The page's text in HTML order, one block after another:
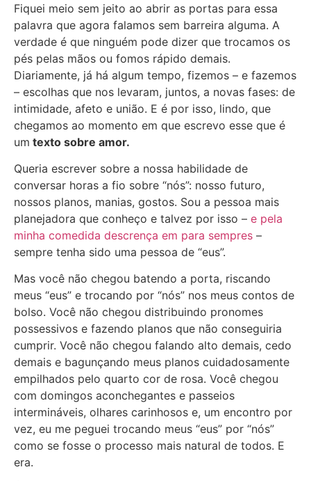
Fiquei meio sem jeito ao abrir as portas para essa
palavra que agora falamos sem barreira alguma. A
verdade é que ninguém pode dizer que trocamos os
pés pelas mãos ou fomos rápido demais.
Diariamente, já há algum tempo, fizemos – e fazemos
– escolhas que nos levaram, juntos, a novas fases: de
intimidade, afeto e união. E é por isso, lindo, que
chegamos ao momento em que escrevo esse que é
um texto sobre amor.
Queria escrever sobre a nossa habilidade de
conversar horas a fio sobre “nós”: nosso futuro,
nossos planos, manias, gostos. Sou a pessoa mais
planejadora que conheço e talvez por isso – e pela
minha comedida descrença em para sempres –
sempre tenha sido uma pessoa de “eus”.
Mas você não chegou batendo a porta, riscando
meus “eus” e trocando por “nós” nos meus contos de
bolso. Você não chegou distribuindo pronomes
possessivos e fazendo planos que não conseguiria
cumprir. Você não chegou falando alto demais, cedo
demais e bagunçando meus planos cuidadosamente
empilhados pelo quarto cor de rosa. Você chegou
com domingos aconchegantes e passeios
intermináveis, olhares carinhosos e, um encontro por
vez, eu me peguei trocando meus “eus” por “nós”
como se fosse o processo mais natural de todos. E
era.